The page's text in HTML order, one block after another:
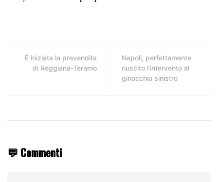
È iniziata la prevendita
di Reggiana-Teramo
Napoli, perfettamente
riuscito l'intervento al
ginocchio sinistro
💬 Commenti